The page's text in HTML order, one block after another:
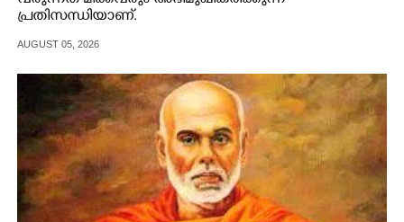
പ്രതിസന്ധിയാണ്.
AUGUST 05, 2026